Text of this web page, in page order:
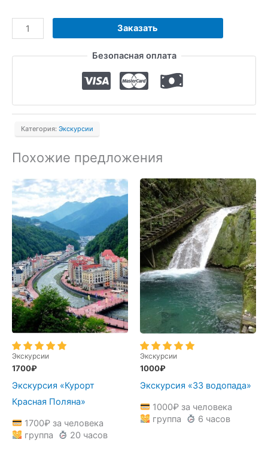
Количество
товара
Экскурсия
"Прохладный"
Заказать
Безопасная оплата
Категория: Экскурсии
Похожие предложения
Экскурсии
1700₽
Экскурсия «Курорт
Красная Поляна»
1700₽за человека
группа
20 часов
Экскурсии
1000₽
Экскурсия «33 водопада»
1000₽за человека
группа
6 часов